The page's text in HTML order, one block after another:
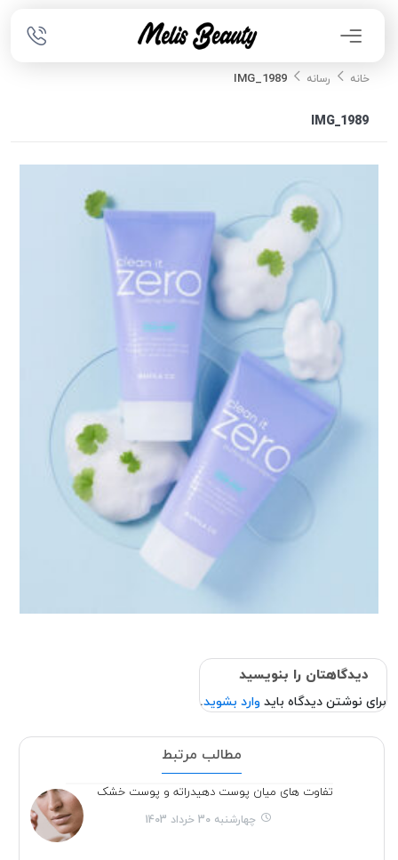
خانه رسانه IMG_1989
IMG_1989
دیدگاهتان را بنویسید
برای نوشتن دیدگاه باید وارد بشوید.
مطالب مرتبط
تفاوت های میان پوست دهیدراته و پوست خشک
چهارشنبه 30 خرداد 1403